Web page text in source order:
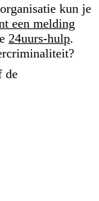
kun je
een melding
24uurs-hulp.
de